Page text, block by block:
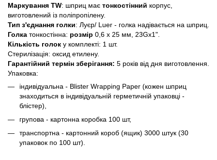
Маркування TW: шприц має тонкостінний корпус,
виготовлений із поліпропілену.
Тип з'єднання голки: Луєр/ Luer - голка надівається на шприц.
Голка тонкостінна: розмір 0,6 х 25 мм, 23Gх1".
Кількість голок у комплекті: 1 шт.
Стерилізація: оксид етилену.
Гарантійний термін зберігання: 5 років від дня виготовлення.
Упаковка:
індивідуальна - Blister Wrapping Paper (кожен шприц
знаходиться в індивідуальній герметичній упаковці -
блістер),
групова - картонна коробка 100 шт,
транспортна - картонний короб (ящик) 3000 штук (30
упаковок по 100 шт).